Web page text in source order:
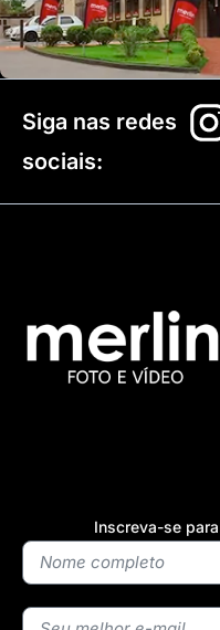
Inscreva-se
Siga nas redes
sociais: